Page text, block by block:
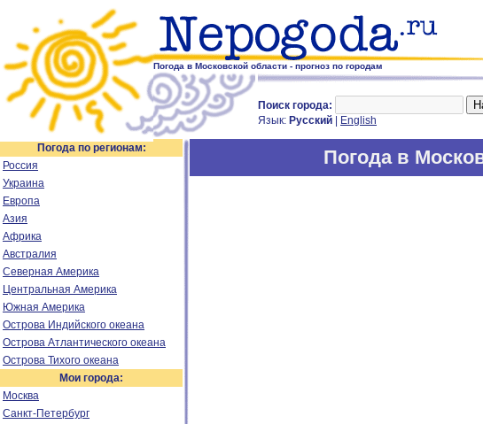
Погода в Московской области - прогноз по городам
Поиск города:
Язык: Русский English
Погода по регионам:
Россия
Украина
Европа
Азия
Африка
Австралия
Северная Америка
Центральная Америка
Южная Америка
Острова Индийского океана
Острова Атлантического океана
Острова Тихого океана
Мои города:
Москва
Санкт-Петербург
Погода в